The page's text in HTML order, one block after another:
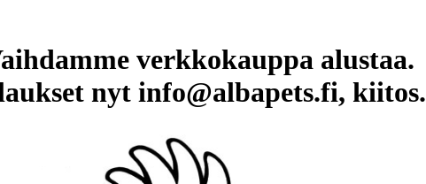
verkkokauppa alustaa.
nyt info@albapets.fi, kiitos.